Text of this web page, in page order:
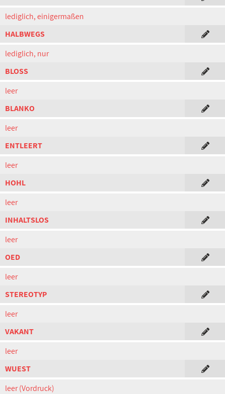
lediglich, einigermaßen
HALBWEGS
lediglich, nur
BLOSS
leer
BLANKO
leer
ENTLEERT
leer
HOHL
leer
INHALTSLOS
leer
OED
leer
STEREOTYP
leer
VAKANT
leer
WUEST
leer (Vordruck)